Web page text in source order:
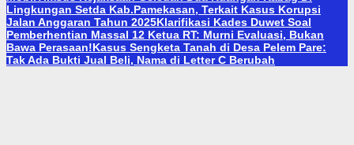
Lingkungan Setda Kab.Pamekasan, Terkait Kasus Korupsi
Jalan Anggaran Tahun 2025Klarifikasi Kades Duwet Soal
Pemberhentian Massal 12 Ketua RT: Murni Evaluasi, Bukan
Bawa Perasaan!Kasus Sengketa Tanah di Desa Pelem Pare:
Tak Ada Bukti Jual Beli, Nama di Letter C Berubah